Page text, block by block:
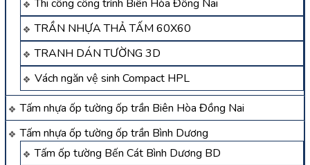
Thi công công trình Biên Hòa Đồng Nai
TRẦN NHỰA THẢ TẤM 60X60
TRANH DÁN TƯỜNG 3D
Vách ngăn vệ sinh Compact HPL
Tấm nhựa ốp tường ốp trần Biên Hòa Đồng Nai
Tấm nhựa ốp tường ốp trần Bình Dương
Tấm ốp tường Bến Cát Bình Dương BD